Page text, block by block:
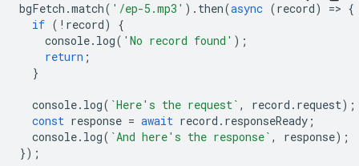
bgFetch .match( '/ep-5.mp3' ). then(async (record) => {
if ( ! record)
{
console. log( 'No record found' );
return ;
}
console. log( `Here's the request` , record . request);
const response = await record . responseReady ;
console. log( `And here's the response` , response);
});